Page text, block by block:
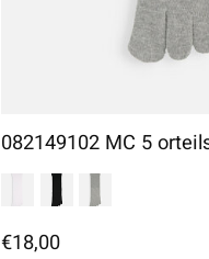
082149102 MC 5
€18,00